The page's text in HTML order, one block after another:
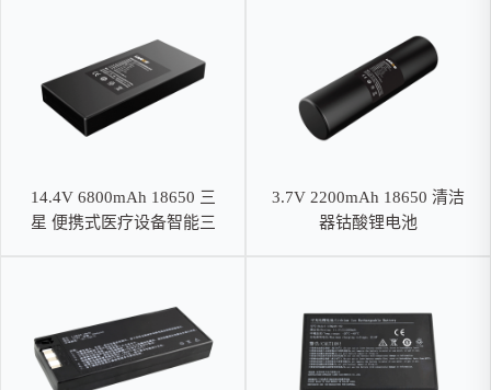
14.4V 6800mAh 18650 三
星 便携式医疗设备智能三
3.7V 2200mAh 18650 清洁
器钴酸锂电池